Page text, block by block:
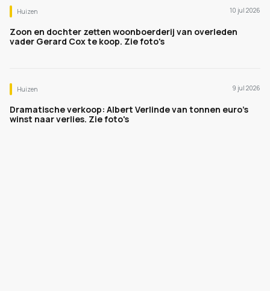
Huizen 10 jul 2026
Zoon en dochter zetten woonboerderij van overleden
vader Gerard Cox te koop. Zie foto's
Huizen 9 jul 2026
Dramatische verkoop: Albert Verlinde van tonnen euro's
winst naar verlies. Zie foto's